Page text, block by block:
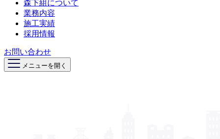
森下組について
業務内容
施工実績
採用情報
お問い合わせ
メニューを開く